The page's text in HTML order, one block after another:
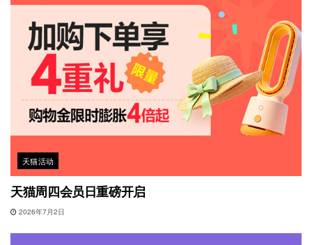
天猫活动
天猫周四会员日重磅开启
2026年7月2日